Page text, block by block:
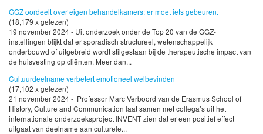
GGZ oordeelt over eigen behandelkamers: er moet iets gebeuren.
(18,179 x gelezen)
19 november 2024 - Uit onderzoek onder de Top 20 van de GGZ-
instellingen blijkt dat er sporadisch structureel, wetenschappelijk
onderbouwd of uitgebreid wordt stilgestaan bij de therapeutische impact van
de huisvesting op cliënten. Meer dan...
Cultuurdeelname verbetert emotioneel welbevinden
(17,102 x gelezen)
21 november 2024 - Professor Marc Verboord van de Erasmus School of
History, Culture and Communication laat samen met collega’s uit het
internationale onderzoeksproject INVENT zien dat er een positief effect
uitgaat van deelname aan culturele...